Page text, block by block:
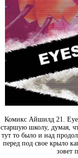
Комикс Айшилд 21.
старшую школу, думая,
тут то было и над
перед под свое крыло
зовет